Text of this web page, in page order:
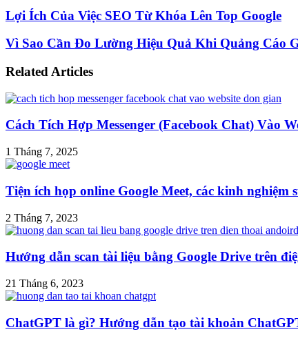
Lợi Ích Của Việc SEO Từ Khóa Lên Top Google
Vì Sao Cần Đo Lường Hiệu Quả Khi Quảng Cáo
Related Articles
Cách Tích Hợp Messenger (Facebook Chat) Vào
1 Tháng 7, 2025
Tiện ích họp online Google Meet, các kinh nghiệm
2 Tháng 7, 2023
Hướng dẫn scan tài liệu bằng Google Drive trên
21 Tháng 6, 2023
ChatGPT là gì? Hướng dẫn tạo tài khoản